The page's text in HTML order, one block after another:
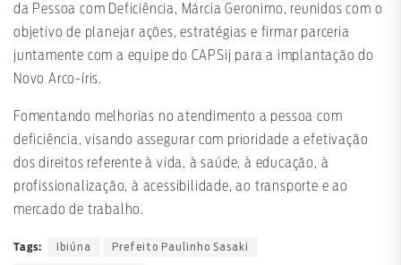
da Pessoa com Deficiência, Márcia Geronimo, reunidos com o
objetivo de planejar ações, estratégias e firmar parceria
juntamente com a equipe do CAPSij para a implantação do
Novo Arco-íris.
Fomentando melhorias no atendimento a pessoa com
deficiência, visando assegurar com prioridade a efetivação
dos direitos referente à vida, à saúde, à educação, à
profissionalização, à acessibilidade, ao transporte e ao
mercado de trabalho.
Tags: Ibiúna Prefeito Paulinho Sasaki